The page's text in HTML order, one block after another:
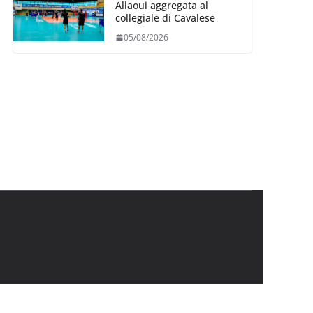
Allaoui aggregata al
collegiale di Cavalese
05/08/2026